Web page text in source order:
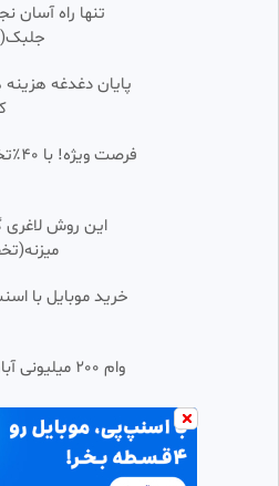
SALEH_MG_
• 2 ماه پیش
0:00:14
بهترین
•
درگذشت
علت مرگ
هدایت
600 بازدید •
8
0:00:14
لحظه
مربی
958 بازدید •
0:00:18
شکم و
/عضله
تنها راه آسان
پایان دغدغه
این روش لاغری
وام 200